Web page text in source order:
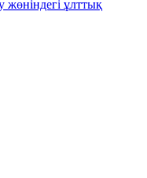
жөніндегі ұлттық